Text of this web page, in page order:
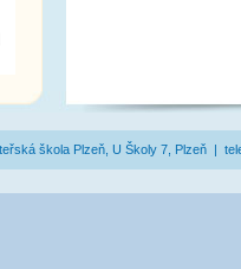
škola Plzeň, U Školy 7, Plzeň |